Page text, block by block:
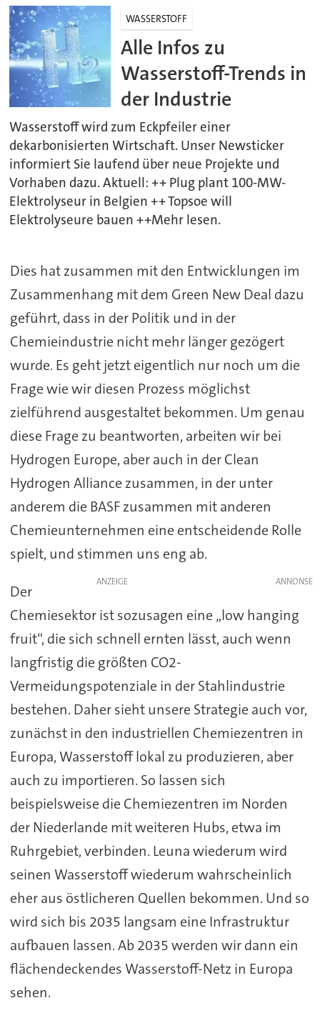
WASSERSTOFF
Alle Infos zu
Wasserstoff-Trends in
der Industrie
Wasserstoff wird zum Eckpfeiler einer
dekarbonisierten Wirtschaft. Unser Newsticker
informiert Sie laufend über neue Projekte und
Vorhaben dazu. Aktuell: ++ Plug plant 100-MW-
Elektrolyseur in Belgien ++ Topsoe will
Elektrolyseure bauen ++Mehr lesen.
Dies hat zusammen mit den Entwicklungen im
Zusammenhang mit dem Green New Deal dazu
geführt, dass in der Politik und in der
Chemieindustrie nicht mehr länger gezögert
wurde. Es geht jetzt eigentlich nur noch um die
Frage wie wir diesen Prozess möglichst
zielführend ausgestaltet bekommen. Um genau
diese Frage zu beantworten, arbeiten wir bei
Hydrogen Europe, aber auch in der Clean
Hydrogen Alliance zusammen, in der unter
anderem die BASF zusammen mit anderen
Chemieunternehmen eine entscheidende Rolle
spielt, und stimmen uns eng ab.
ANZEIGE
Der
Chemiesektor ist sozusagen eine „low hanging
fruit“, die sich schnell ernten lässt, auch wenn
langfristig die größten CO2-
Vermeidungspotenziale in der Stahlindustrie
bestehen. Daher sieht unsere Strategie auch vor,
zunächst in den industriellen Chemiezentren in
Europa, Wasserstoff lokal zu produzieren, aber
auch zu importieren. So lassen sich
beispielsweise die Chemiezentren im Norden
der Niederlande mit weiteren Hubs, etwa im
Ruhrgebiet, verbinden. Leuna wiederum wird
seinen Wasserstoff wiederum wahrscheinlich
eher aus östlicheren Quellen bekommen. Und so
wird sich bis 2035 langsam eine Infrastruktur
aufbauen lassen. Ab 2035 werden wir dann ein
flächendeckendes Wasserstoff-Netz in Europa
sehen.